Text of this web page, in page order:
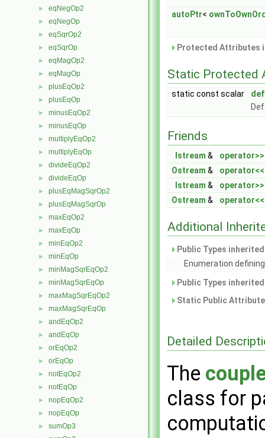
► eqNegOp2
► eqNegOp
► eqSqrOp2
► eqSqrOp
► eqMagOp2
► eqMagOp
► plusEqOp2
► plusEqOp
► minusEqOp2
► minusEqOp
► multiplyEqOp2
► multiplyEqOp
► divideEqOp2
► divideEqOp
► plusEqMagSqrOp2
► plusEqMagSqrOp
► maxEqOp2
► maxEqOp
► minEqOp2
► minEqOp
► minMagSqrEqOp2
► minMagSqrEqOp
► maxMagSqrEqOp2
► maxMagSqrEqOp
► andEqOp2
► andEqOp
► orEqOp2
► orEqOp
► notEqOp2
► notEqOp
► nopEqOp2
► nopEqOp
► sumOp3
autoPtr<
Protected Attributes
Static Protected
static const scalar
Friends
Istream & operator>>
Ostream & operator<<
Istream & operator>>
Ostream & operator<<
Additional
Public Types
Enumeration
Public Types
Static Public
Detailed
The
class for